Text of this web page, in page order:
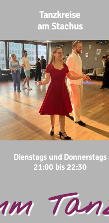
Tanzkreise
am Stachus
Dienstags und Donnerstags
21:00 bis 22:30